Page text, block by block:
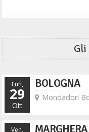
Gli
Lun,
29
Ott
BOLOGNA
Mondadori
Ven, MARGHERA